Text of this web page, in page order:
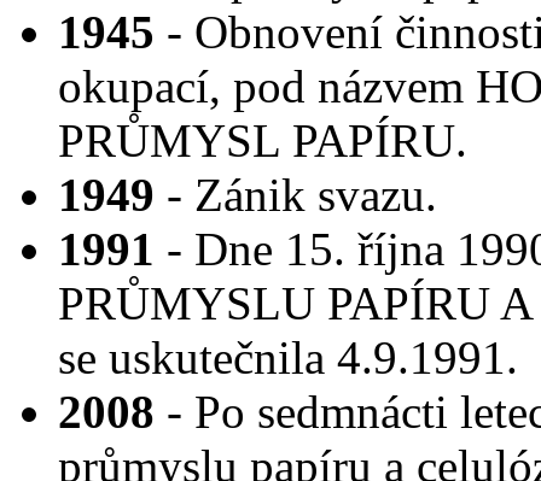
1945 - Obnovení
okupací, pod názvem
PRŮMYSL PAPÍRU.
1949 - Zánik svazu.
1991 - Dne 15. října
PRŮMYSLU PAPÍRU
se uskutečnila 4.9.1991.
2008 - Po sedmnácti
průmyslu papíru a